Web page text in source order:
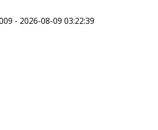
- 2026-08-09 03:22:39